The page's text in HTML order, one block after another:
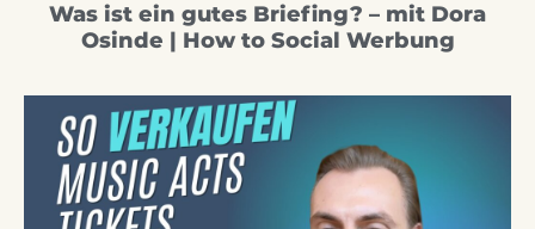
Was ist ein gutes Briefing? – mit Dora
Osinde | How to Social Werbung